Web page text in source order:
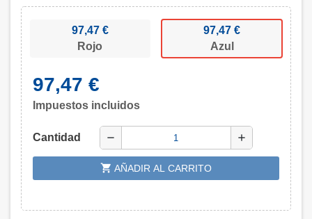
97,47 €
Rojo
97,47 €
Azul
97,47 €
Impuestos incluidos
Cantidad remove add
shopping_cart AÑADIR AL CARRITO